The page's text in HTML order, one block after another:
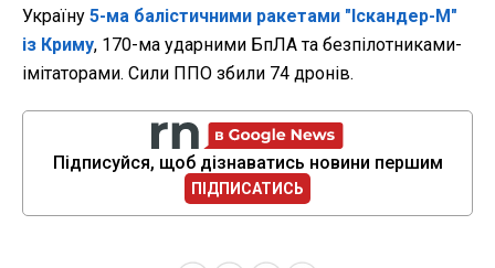
Україну 5-ма балістичними ракетами "Іскандер-М"
із Криму, 170-ма ударними БпЛА та безпілотниками-
імітаторами. Сили ППО збили 74 дронів.
Підписуйся, щоб дізнаватись новини першим
ПІДПИСАТИСЬ